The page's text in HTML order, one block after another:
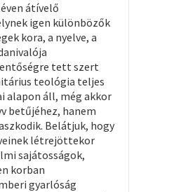
átívelő
igen különbözők
kora, a nyelve, a
tett szert
teológia teljes
alapon áll, még akkor
betűjéhez, hanem
Belátjuk, hogy
létrejöttekor
sajátosságok,
korban
gyarlóság